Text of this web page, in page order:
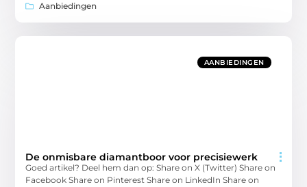
Aanbiedingen
AANBIEDINGEN
De onmisbare diamantboor voor precisiewerk
Goed artikel? Deel hem dan op: Share on X (Twitter) Share on
Facebook Share on Pinterest Share on LinkedIn Share on